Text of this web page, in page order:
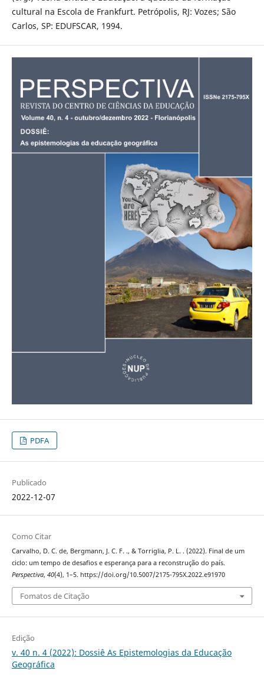
cultural na Escola de Frankfurt. Petrópolis, RJ: Vozes; São
Carlos, SP: EDUFSCAR, 1994.
PDFA
Publicado
2022-12-07
Como Citar
Carvalho, D. C. de, Bergmann, J. C. F. ., & Torriglia, P. L. . (2022). Final de um
ciclo: um tempo de desafios e esperança para a reconstrução do país.
Perspectiva, 40(4), 1–5. https://doi.org/10.5007/2175-795X.2022.e91970
Fomatos de Citação
Edição
v. 40 n. 4 (2022): Dossiê As Epistemologias da Educação
Geográfica